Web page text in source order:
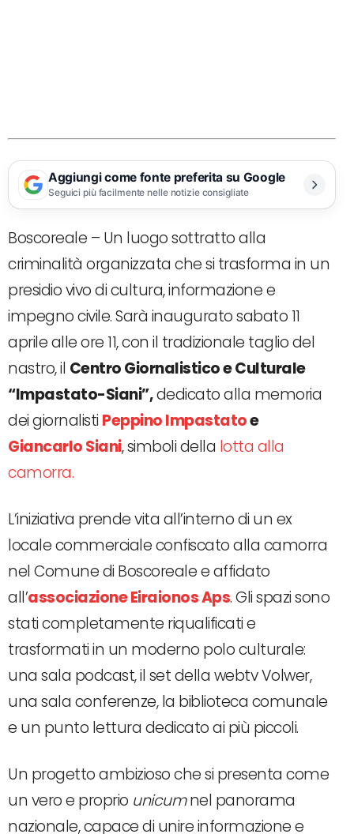
Aggiungi come fonte preferita su Google
Seguici più facilmente nelle notizie consigliate
Boscoreale – Un luogo sottratto alla
criminalità organizzata che si trasforma in un
presidio vivo di cultura, informazione e
impegno civile. Sarà inaugurato sabato 11
aprile alle ore 11, con il tradizionale taglio del
nastro, il Centro Giornalistico e Culturale
“Impastato-Siani”,dedicato alla memoria
dei giornalisti Peppino Impastatoe
Giancarlo Siani, simboli della lotta alla
camorra.
L’iniziativa prende vita all’interno di un ex
locale commerciale confiscato alla camorra
nel Comune di Boscoreale e affidato
all’associazione Eiraionos Aps. Gli spazi sono
stati completamente riqualificati e
trasformati in un moderno polo culturale:
una sala podcast, il set della webtv Volwer,
una sala conferenze, la biblioteca comunale
e un punto lettura dedicato ai più piccoli.
Un progetto ambizioso che si presenta come
un vero e proprio unicumnel panorama
nazionale, capace di unire informazione e